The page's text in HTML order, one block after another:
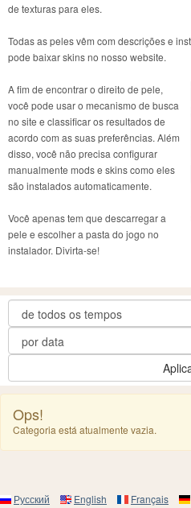
de texturas para eles.
Todas as peles vêm com descrições e
pode baixar skins no nosso website.
A fim de encontrar o direito de pele,
você pode usar o mecanismo de busca
no site e classificar os resultados de
acordo com as suas preferências. Além
disso, você não precisa configurar
manualmente mods e skins como eles
são instalados automaticamente.
Você apenas tem que descarregar a
pele e escolher a pasta do jogo no
instalador. Divirta-se!
Ops!
Categoria está atualmente vazia.
Русский English Français